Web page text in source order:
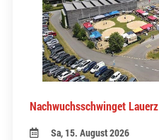
Nachwuchsschwinget Lauerz
Sa, 15. August 2026